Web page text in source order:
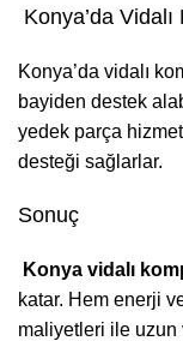
Konya’da
Konya’da vidalı
bayiden destek
yedek parça
desteği sağlarlar.
Sonuç
Konya vidalı
katar. Hem enerji
maliyetleri ile uzun